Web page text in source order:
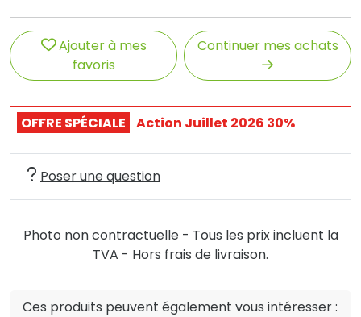
Ajouter à mes
favoris
Continuer mes achats
OFFRE SPÉCIALE Action Juillet 2026 30%
Poser une question
Photo non contractuelle - Tous les prix incluent la
TVA - Hors frais de livraison.
Ces produits peuvent également vous intéresser :